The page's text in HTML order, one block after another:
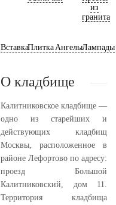
из
гранита
ВставкаПлитка АнгелыЛампады
О кладбище
Калитниковское кладбище —
одно из старейших и
действующих кладбищ
Москвы, расположенное в
районе Лефортово по адресу:
проезд Большой
Калитниковский, дом 11.
Территория кладбища